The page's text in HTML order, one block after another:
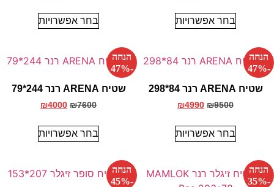
בחר אפשרויות בחר אפשרויות
הנחה
-47%
שטיח ARENA רנר 84*298
₪9500
₪4990
בחר אפשרויות
הנחה
-47%
שטיח ARENA רנר 244*79
₪7600
₪4000
בחר אפשרויות
הנחה
-35%
הנחה
-45%